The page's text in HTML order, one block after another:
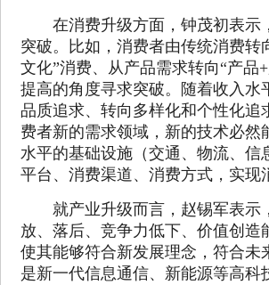
在消费升级方面，钟茂初表示
突破。比如，消费者由传统消费
文化”消费、从产品需求转向“产品
提高的角度寻求突破。随着收入
品质追求、转向多样化和个性化
费者新的需求领域，新的技术必
水平的基础设施（交通、物流、
平台、消费渠道、消费方式，实现
就产业升级而言，赵锡军表示
放、落后、竞争力低下、价值创
使其能够符合新发展理念，符合
是新一代信息通信、新能源等高